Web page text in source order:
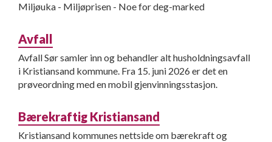
Miljøuka - Miljøprisen - Noe for deg-marked
Avfall
Avfall Sør samler inn og behandler alt husholdningsavfall
i Kristiansand kommune. Fra 15. juni 2026 er det en
prøveordning med en mobil gjenvinningsstasjon.
Bærekraftig Kristiansand
Kristiansand kommunes nettside om bærekraft og